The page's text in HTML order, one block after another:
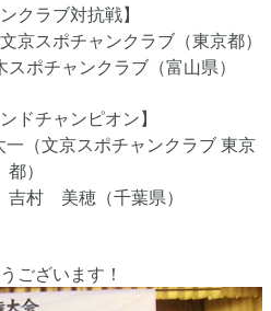
クラブ対抗戦】
スポチャンクラブ（東京都）
チャンクラブ（富山県）
ドチャンピオン】
文京スポチャンクラブ 東京
都）
美穂（千葉県）
ございます！